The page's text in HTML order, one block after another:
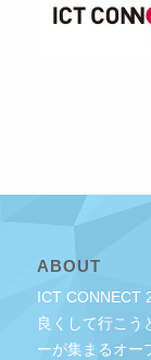
ABOUT
ICT CONNECT
良くして行こう
ーが集まるオー